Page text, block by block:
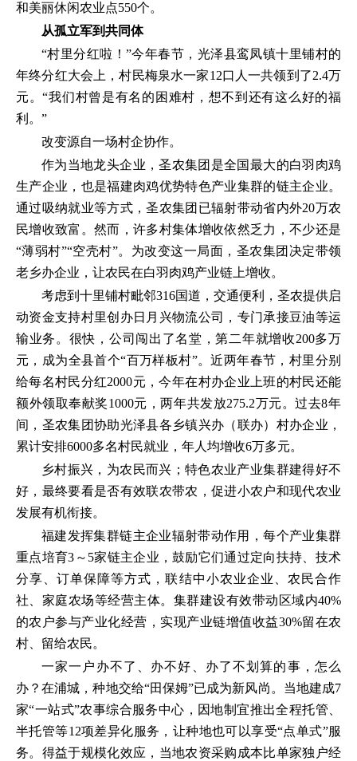
和美丽休闲农业点550个。
从孤立军到共同体
“村里分红啦！”今年春节，光泽县鸾凤镇十里铺村的
年终分红大会上，村民梅泉水一家12口人一共领到了2.4万
元。“我们村曾是有名的困难村，想不到还有这么好的福
利。”
改变源自一场村企协作。
作为当地龙头企业，圣农集团是全国最大的白羽肉鸡
生产企业，也是福建肉鸡优势特色产业集群的链主企业。
通过吸纳就业等方式，圣农集团已辐射带动省内外20万农
民增收致富。然而，许多村集体增收依然乏力，不少还是
“薄弱村”“空壳村”。为改变这一局面，圣农集团决定带领
老乡办企业，让农民在白羽肉鸡产业链上增收。
考虑到十里铺村毗邻316国道，交通便利，圣农提供启
动资金支持村里创办日月兴物流公司，专门承接豆油等运
输业务。很快，公司闯出了名堂，第二年就增收200多万
元，成为全县首个“百万样板村”。近两年春节，村里分别
给每名村民分红2000元，今年在村办企业上班的村民还能
额外领取奉献奖1000元，两年共发放275.2万元。过去8年
间，圣农集团协助光泽县各乡镇兴办（联办）村办企业，
累计安排6000多名村民就业，年人均增收6万多元。
乡村振兴，为农民而兴；特色农业产业集群建得好不
好，最终要看是否有效联农带农，促进小农户和现代农业
发展有机衔接。
福建发挥集群链主企业辐射带动作用，每个产业集群
重点培育3～5家链主企业，鼓励它们通过定向扶持、技术
分享、订单保障等方式，联结中小农业企业、农民合作
社、家庭农场等经营主体。集群建设有效带动区域内40%
的农户参与产业化经营，实现产业链增值收益30%留在农
村、留给农民。
一家一户办不了、办不好、办了不划算的事，怎么
办？在浦城，种地交给“田保姆”已成为新风尚。当地建成7
家“一站式”农事综合服务中心，因地制宜推出全程托管、
半托管等12项差异化服务，让种地也可以享受“点单式”服
务。得益于规模化效应，当地农资采购成本比单家独户经